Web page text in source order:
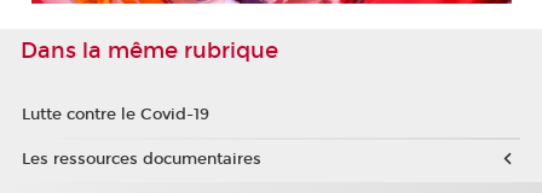
Dans la même rubrique
Lutte contre le Covid-19
Les ressources documentaires